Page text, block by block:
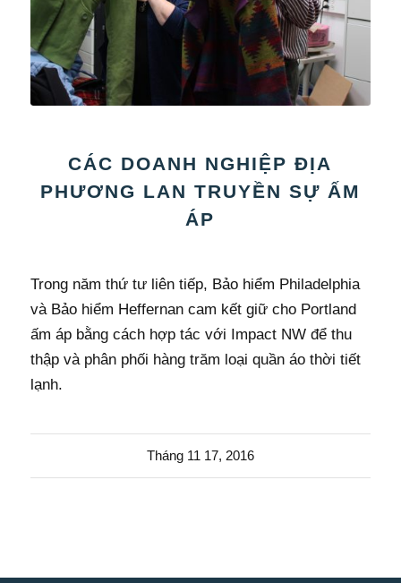
CÁC DOANH NGHIỆP ĐỊA
PHƯƠNG LAN TRUYỀN SỰ ẤM
ÁP
Trong năm thứ tư liên tiếp, Bảo hiểm Philadelphia
và Bảo hiểm Heffernan cam kết giữ cho Portland
ấm áp bằng cách hợp tác với Impact NW để thu
thập và phân phối hàng trăm loại quần áo thời tiết
lạnh.
Tháng 11 17, 2016